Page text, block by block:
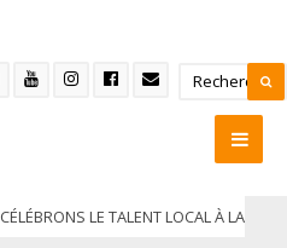
CÉLÉBRONS LE TALENT LOCAL À LA